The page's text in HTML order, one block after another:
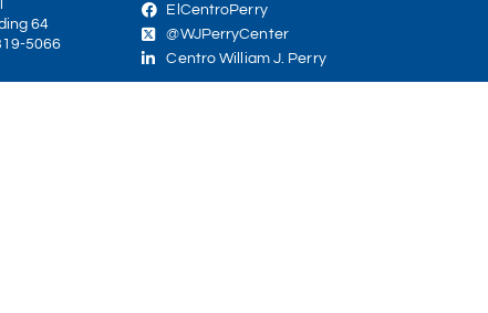
64
5066
ElCentroPerry
@WJPerryCenter
Centro William J. Perry